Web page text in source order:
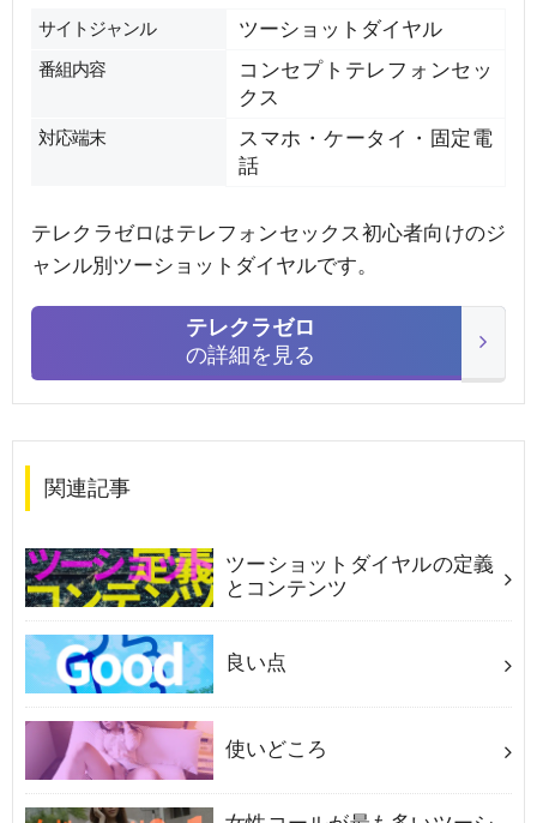
サイトジャンル ツーショットダイヤル
番組内容
コンセプトテレフォンセッ
クス
対応端末
スマホ・ケータイ・固定電
話
テレクラゼロはテレフォンセックス初心者向けのジ
ャンル別ツーショットダイヤルです。
テレクラゼロ
の詳細を見る
関連記事
ツーショットダイヤルの定義
とコンテンツ
良い点
使いどころ